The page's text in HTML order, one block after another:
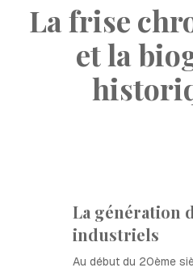
La frise
et la
La génération
industriels
Au début du 20ème